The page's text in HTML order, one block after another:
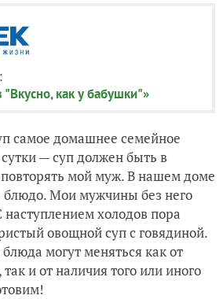
как у бабушки"»
самое домашнее семейное
— суп должен быть в
мой муж. В нашем доме
блюдо. Мои мужчины без него
холодов пора
овощной суп с говядиной.
могут меняться как от
и от наличия того или иного